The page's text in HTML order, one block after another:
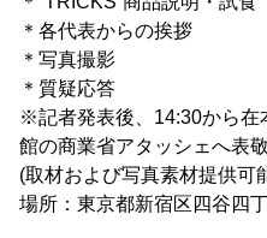
＊各代表からの挨拶
＊写真撮影
＊質疑応答
※記者発表後、14:30から在
館の商業省アタッシェへ表
(取材および写真素材提供可
場所：東京都新宿区四谷四